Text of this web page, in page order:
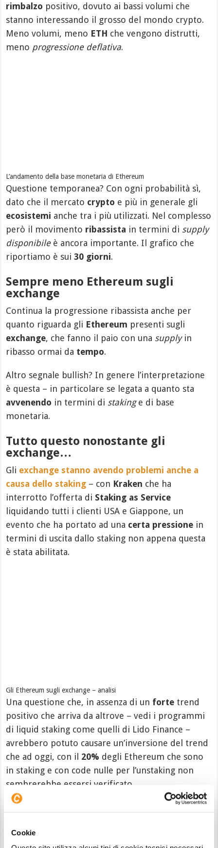
Cookie
rimbalzo positivo, dovuto ai bassi volumi che
stanno interessando il grosso del mondo crypto.
Meno volumi, meno ETH che vengono distrutti,
meno progressione deflativa.
L’andamento della base monetaria di Ethereum
Questione temporanea? Con ogni probabilità sì,
dato che il mercato crypto e più in generale gli
ecosistemi anche tra i più utilizzati. Nel complesso
però il movimento ribassista in termini di supply
disponibileè ancora importante. Il grafico che
riportiamo è sui30 giorni.
Sempre meno Ethereum sugli
exchange
Continua la progressione ribassista anche per
quanto riguarda gli Ethereum presenti sugli
exchange, che fanno il paio con una supplyin
ribasso ormai da tempo.
Altro segnale bullish? In genere l’interpretazione
è questa – in particolare se legata a quanto sta
avvenendo in termini di stakinge di base
monetaria.
Tutto questo nonostante gli
exchange…
Gli exchange stanno avendo problemi anche a
causa dello staking – con Kraken che ha
interrotto l’offerta di Staking as Service
liquidando tutti i clienti USA e Giappone, un
evento che ha portato ad una certa pressione in
termini di uscita dallo staking non appena questa
è stata abilitata.
Gli Ethereum sugli exchange – analisi
Una questione che, in assenza di un forte trend
positivo che arriva da altrove – vedi i programmi
di liquid staking come quelli di Lido Finance –
avrebbero potuto causare un’inversione del trend
che ad oggi, con il 20% degli Ethereum che sono
in staking e con code nulle per l’unstaking non
sembrerebbe essersi verificato.
Segnali bullish? Se queste sono le condizioni in un
comparto, la nostra risposta è per ora “sì”.